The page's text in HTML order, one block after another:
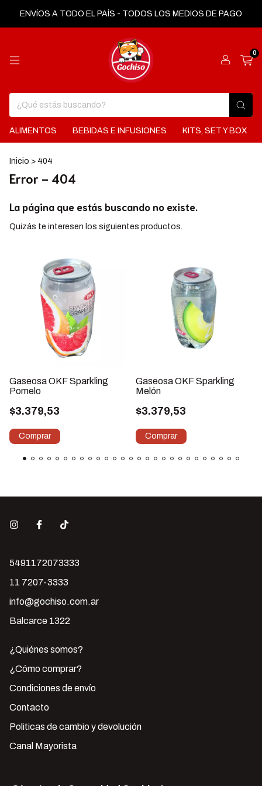
ENVÍOS A TODO EL PAÍS - TODOS LOS MEDIOS DE PAGO
0
ALIMENTOS BEBIDAS E INFUSIONES KITS, SET Y BOX
Inicio > 404
Error - 404
La página que estás buscando no existe.
Quizás te interesen los siguientes productos.
Gaseosa OKF Sparkling
Pomelo
$3.379,53
Gaseosa OKF Sparkling
Melón
$3.379,53
5491172073333
11 7207-3333
info@gochiso.com.ar
Balcarce 1322
¿Quiénes somos?
¿Cómo comprar?
Condiciones de envío
Contacto
Politicas de cambio y devolución
Canal Mayorista